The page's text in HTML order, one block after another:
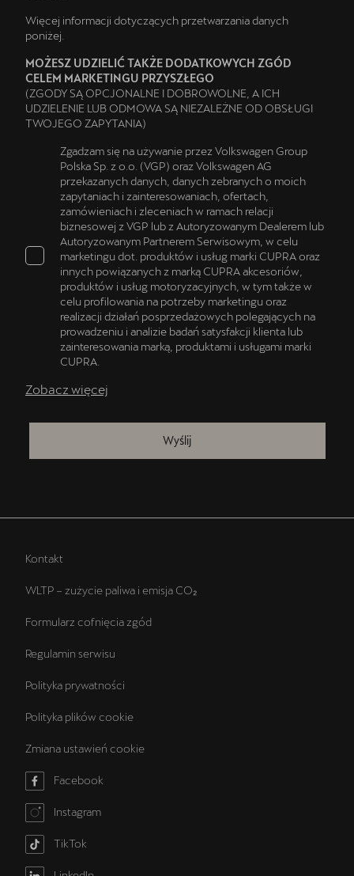
Więcej informacji dotyczących przetwarzania danych
poniżej.
MOŻESZ UDZIELIĆ TAKŻE DODATKOWYCH ZGÓD
CELEM MARKETINGU PRZYSZŁEGO
(ZGODY SĄ OPCJONALNE I DOBROWOLNE, A ICH
UDZIELENIE LUB ODMOWA SĄ NIEZALEŻNE OD OBSŁUGI
TWOJEGO ZAPYTANIA)
Zgadzam się na używanie przez Volkswagen Group
Polska Sp. z o.o. (VGP) oraz Volkswagen AG
przekazanych danych, danych zebranych o moich
zapytaniach i zainteresowaniach, ofertach,
zamówieniach i zleceniach w ramach relacji
biznesowej z VGP lub z Autoryzowanym Dealerem lub
Autoryzowanym Partnerem Serwisowym, w celu
marketingu dot. produktów i usług marki CUPRA oraz
innych powiązanych z marką CUPRA akcesoriów,
produktów i usług motoryzacyjnych, w tym także w
celu profilowania na potrzeby marketingu oraz
realizacji działań posprzedażowych polegających na
prowadzeniu i analizie badań satysfakcji klienta lub
zainteresowania marką, produktami i usługami marki
CUPRA.
Zobacz więcej
Wyślij
Kontakt
WLTP – zużycie paliwa i emisja CO₂
Formularz cofnięcia zgód
Regulamin serwisu
Polityka prywatności
Polityka plików cookie
Zmiana ustawień cookie
Facebook
Instagram
TikTok